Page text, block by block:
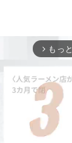
arrow_forward_ios もっ